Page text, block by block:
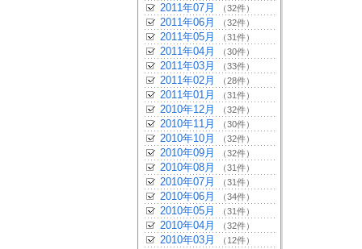
2011年07月 （32件）
2011年06月 （32件）
2011年05月 （31件）
2011年04月 （30件）
2011年03月 （33件）
2011年02月 （28件）
2011年01月 （31件）
2010年12月 （32件）
2010年11月 （30件）
2010年10月 （32件）
2010年09月 （32件）
2010年08月 （31件）
2010年07月 （31件）
2010年06月 （34件）
2010年05月 （31件）
2010年04月 （32件）
2010年03月 （12件）